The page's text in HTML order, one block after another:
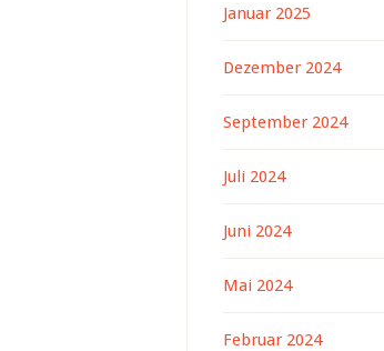
Januar 2025
Dezember 2024
September 2024
Juli 2024
Juni 2024
Mai 2024
Februar 2024